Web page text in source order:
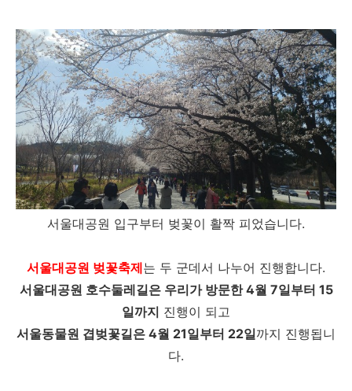
서울대공원 입구부터 벚꽃이 활짝 피었습니다.
서울대공원 벚꽃축제는 두 군데서 나누어 진행합니다.
서울대공원 호수둘레길은 우리가 방문한 4월 7일부터 15
일까지 진행이 되고
서울동물원 겹벚꽃길은 4월 21일부터 22일까지 진행됩니
다.